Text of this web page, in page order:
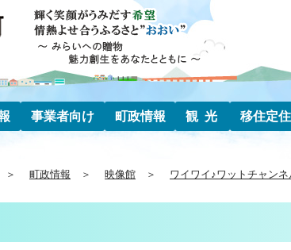
事業者向け 町政情報 観光 移住定住
町政情報 映像館 ワイワイ♪ワットチャンネ